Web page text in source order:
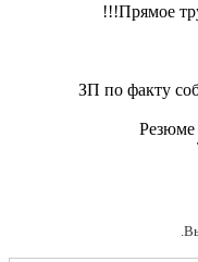
Прямое
ЗП по факту
Резюме